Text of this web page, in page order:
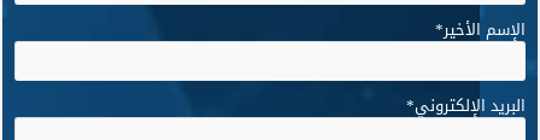
الإسم الأخير*
البريد الإلكتروني*